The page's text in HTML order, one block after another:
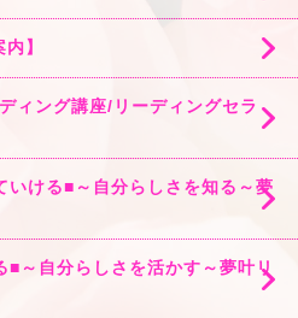
】
ィング講座/リーディングセラ
いける■～自分らしさを知る～夢
～自分らしさを活かす～夢叶リ